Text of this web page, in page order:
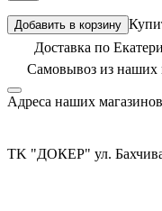
Добавить в корзину
Доставка по
Самовывоз из наших
Адреса наших магазинов
TK "ДОКЕР" ул.